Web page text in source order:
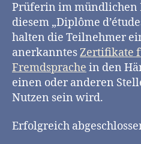
Prüferin im mündlichen
diesem „Diplôme
halten die Teilnehmer
anerkanntesZertifikate
Fremdsprache in den
einen oder anderen
Nutzen sein wird.
Erfolgreich